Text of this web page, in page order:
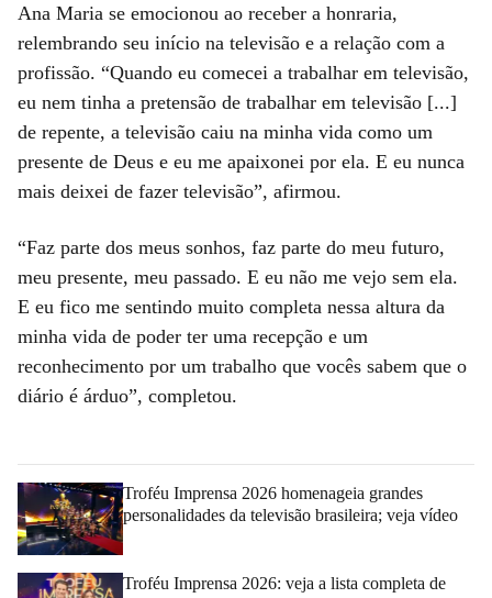
Ana Maria se emocionou ao receber a honraria,
relembrando seu início na televisão e a relação com a
profissão. “Quando eu comecei a trabalhar em televisão,
eu nem tinha a pretensão de trabalhar em televisão [...]
de repente, a televisão caiu na minha vida como um
presente de Deus e eu me apaixonei por ela. E eu nunca
mais deixei de fazer televisão”, afirmou.
“Faz parte dos meus sonhos, faz parte do meu futuro,
meu presente, meu passado. E eu não me vejo sem ela.
E eu fico me sentindo muito completa nessa altura da
minha vida de poder ter uma recepção e um
reconhecimento por um trabalho que vocês sabem que o
diário é árduo”, completou.
Troféu Imprensa 2026 homenageia grandes
personalidades da televisão brasileira; veja vídeo
Troféu Imprensa 2026: veja a lista completa de